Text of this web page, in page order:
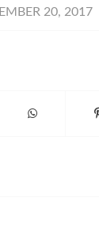
20, 2017
/